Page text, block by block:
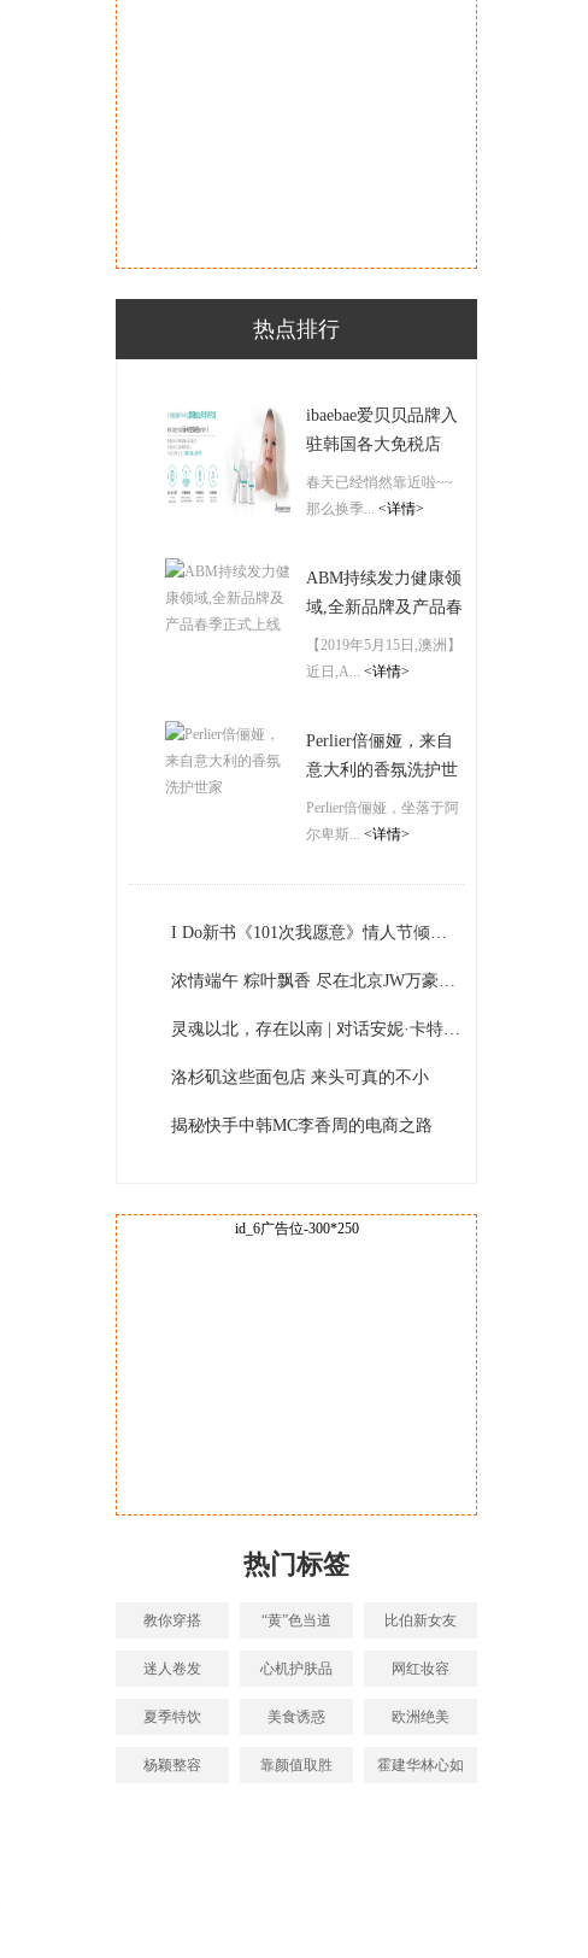
热点排行
ibaebae爱贝贝品牌入
驻韩国各大免税店
春天已经悄然靠近啦~~
那么换季... <详情>
ABM持续发力健康领
域,全新品牌及产品春
季正式上线
【2019年5月15日,澳洲】
近日,A... <详情>
Perlier倍俪娅，来自
意大利的香氛洗护世
家
Perlier倍俪娅，坐落于阿
尔卑斯... <详情>
I Do新书《101次我愿意》情人节倾情呈现 温暖你、唤醒爱！
浓情端午 粽叶飘香 尽在北京JW万豪酒店
灵魂以北，存在以南 | 对话安妮·卡特琳·森斯塔Anne Katrine Senstad
洛杉矶这些面包店 来头可真的不小
揭秘快手中韩MC李香周的电商之路
id_6广告位-300*250
热门标签
教你穿搭 “黄”色当道 比伯新女友
迷人卷发 心机护肤品 网红妆容
夏季特饮 美食诱惑 欧洲绝美
杨颖整容 靠颜值取胜 霍建华林心如